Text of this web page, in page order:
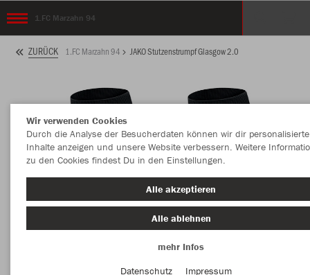
1.FC Marzahn 94
ZURÜCK 1.FC Marzahn 94 JAKO Stutzenstrumpf Glasgow 2.0
Wir verwenden Cookies
Durch die Analyse der Besucherdaten können wir dir personalisierte
Inhalte anzeigen und unsere Website verbessern. Weitere
zu den Cookies findest Du in den Einstellungen.
Alle akzeptieren
Alle ablehnen
mehr Infos
Datenschutz
Impressum